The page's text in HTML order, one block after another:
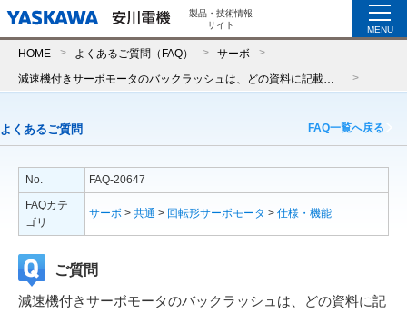
製品・技術情報
サイト
MENU
HOME よくあるご質問（FAQ） サーボ
よくあるご質問 FAQ一覧へ戻る
No.
FAQ-20647
FAQカテ
ゴリ
サーボ > 共通 > 回転形サーボモータ > 仕様・機能
ご質問
減速機付きサーボモータのバックラッシュは、どの資料に記